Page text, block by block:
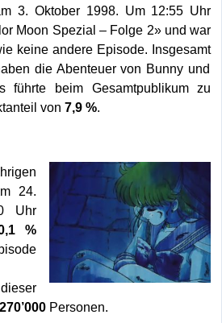
3. Oktober 1998. Um 12:55 Uhr
Moon Spezial – Folge 2» und war
keine andere Episode. Insgesamt
die Abenteuer von Bunny und
führte beim Gesamtpublikum zu
von 7,9 %.
24.
Uhr
%
270’000 Personen.